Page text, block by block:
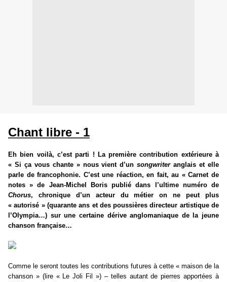
Chant libre - 1
Eh bien voilà, c’est parti ! La première contribution extérieure à
« Si ça vous chante » nous vient d’unsongwriteranglais et elle
parle de francophonie. C’est une réaction, en fait, au « Carnet de
notes » de Jean-Michel Boris publié dans l’ultime numéro de
Chorus, chronique d’un acteur du métier on ne peut plus
« autorisé » (quarante ans et des poussières directeur artistique de
l’Olympia…) sur une certaine dérive anglomaniaque de la jeune
chanson française…
Comme le seront toutes les contributions futures à cette « maison de la
chanson » (lire « Le Joli Fil ») – telles autant de pierres apportées à